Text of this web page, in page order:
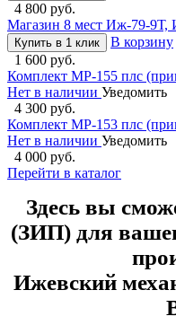
4 800 руб.
Магазин 8 мест Иж-79-9Т,
Купить в 1 клик
В корзину
1 600 руб.
Комплект МР-155 плс
Нет в наличии Уведомить
4 300 руб.
Комплект МР-153 плс
Нет в наличии Уведомить
4 000 руб.
Перейти в каталог
Здесь вы
(ЗИП) для
Ижевский